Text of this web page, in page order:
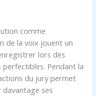
comme
de la voix jouent un
lors des
Pendant la
du jury permet
davantage ses